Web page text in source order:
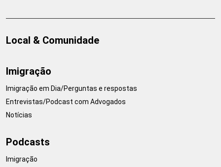
Local & Comunidade
Imigração
Imigração em Dia/Perguntas e respostas
Entrevistas/Podcast com Advogados
Notícias
Podcasts
Imigração